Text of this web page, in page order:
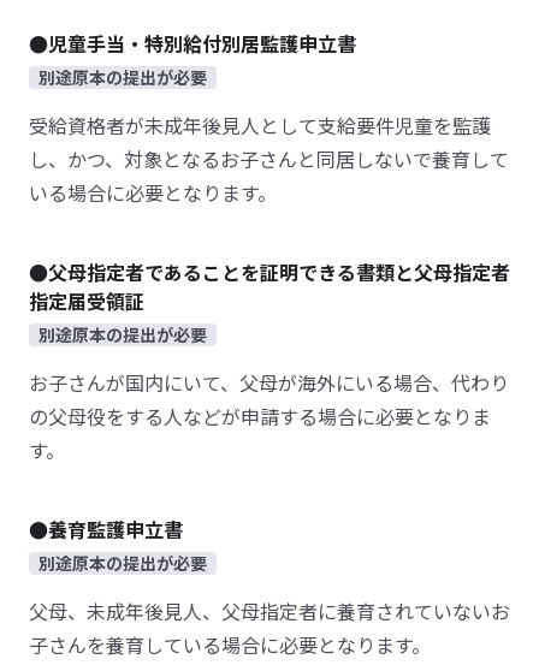
●児童手当・特別給付別居監護申立書
別途原本の提出が必要
受給資格者が未成年後見人として支給要件児童を監護
し、かつ、対象となるお子さんと同居しないで養育して
いる場合に必要となります。
●父母指定者であることを証明できる書類と父母指定者
指定届受領証
別途原本の提出が必要
お子さんが国内にいて、父母が海外にいる場合、代わり
の父母役をする人などが申請する場合に必要となりま
す。
●養育監護申立書
別途原本の提出が必要
父母、未成年後見人、父母指定者に養育されていないお
子さんを養育している場合に必要となります。